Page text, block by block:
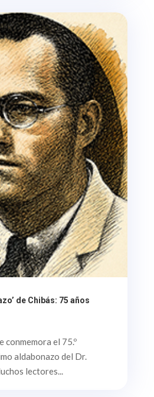
de Chibás: 75 años
conmemora el 75.º
aldabonazo del Dr.
lectores...